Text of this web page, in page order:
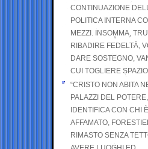
CONTINUAZIONE
POLITICA INTERNA
MEZZI. INSOMMA,
RIBADIRE FEDELTÀ,
DARE SOSTEGNO,
CUI TOGLIERE
“CRISTO NON ABITA
PALAZZI DEL POTERE,
IDENTIFICA CON CHI È
AFFAMATO,
RIMASTO SENZA